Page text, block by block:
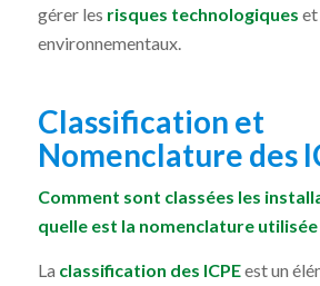
gérer les risques technologiques et
environnementaux.
Classification et
Nomenclature des
Comment sont classées les
quelle est la nomenclature utilisée
La classification des ICPEest un